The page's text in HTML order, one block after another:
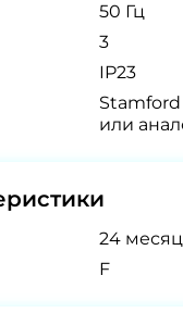
50 Гц
3
IP23
или
24
F